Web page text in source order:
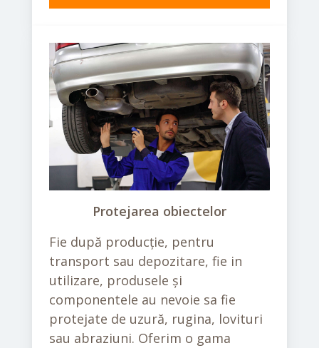
Protejarea obiectelor
Fie după producție, pentru
transport sau depozitare, fie in
utilizare, produsele și
componentele au nevoie sa fie
protejate de uzură, rugina, lovituri
sau abraziuni. Oferim o gama